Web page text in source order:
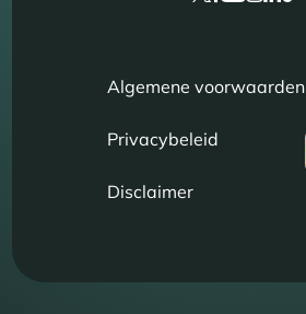
Algemene voorwaarden
Privacybeleid
Disclaimer